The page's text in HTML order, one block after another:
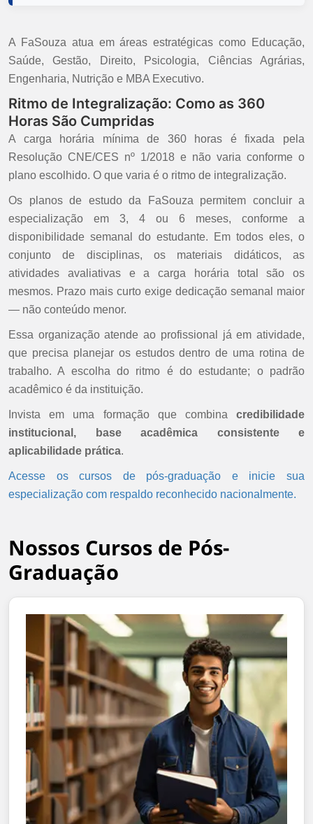
A FaSouza atua em áreas estratégicas como Educação,
Saúde, Gestão, Direito, Psicologia, Ciências Agrárias,
Engenharia, Nutrição e MBA Executivo.
Ritmo de Integralização: Como as 360
Horas São Cumpridas
A carga horária mínima de 360 horas é fixada pela
Resolução CNE/CES nº 1/2018 e não varia conforme o
plano escolhido. O que varia é o ritmo de integralização.
Os planos de estudo da FaSouza permitem concluir a
especialização em 3, 4 ou 6 meses, conforme a
disponibilidade semanal do estudante. Em todos eles, o
conjunto de disciplinas, os materiais didáticos, as
atividades avaliativas e a carga horária total são os
mesmos. Prazo mais curto exige dedicação semanal maior
— não conteúdo menor.
Essa organização atende ao profissional já em atividade,
que precisa planejar os estudos dentro de uma rotina de
trabalho. A escolha do ritmo é do estudante; o padrão
acadêmico é da instituição.
Invista em uma formação que combina credibilidade
institucional, base acadêmica consistente e
aplicabilidade prática.
Acesse os cursos de pós-graduação e inicie sua
especialização com respaldo reconhecido nacionalmente.
Nossos Cursos de Pós-
Graduação